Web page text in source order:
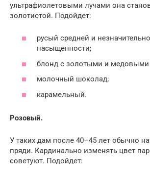
ультрафиолетовыми лучами она
золотистой. Подойдет:
русый средней и
насыщенности;
блонд с золотыми и медовыми
молочный шоколад;
карамельный.
Розовый.
У таких дам после 40–45 лет обычно
пряди. Кардинально изменять цвет
советуют. Подойдет: